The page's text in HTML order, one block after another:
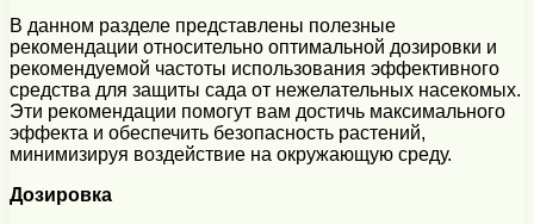
В данном разделе представлены полезные
рекомендации относительно оптимальной дозировки и
рекомендуемой частоты использования эффективного
средства для защиты сада от нежелательных насекомых.
Эти рекомендации помогут вам достичь максимального
эффекта и обеспечить безопасность растений,
минимизируя воздействие на окружающую среду.
Дозировка